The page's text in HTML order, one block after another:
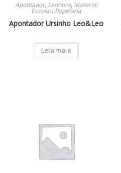
Apontador, Leonora, Material
Escolar, Papelaria
Apontador Ursinho Leo&Leo
Leia mais